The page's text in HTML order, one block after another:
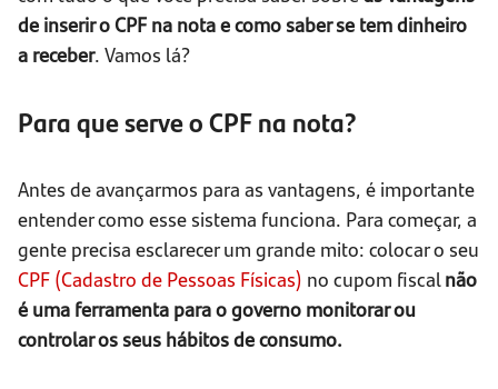
de inserir o CPF na nota e como saber se tem dinheiro
a receber. Vamos lá?
Para que serve o CPF na nota?
Antes de avançarmos para as vantagens, é importante
entender como esse sistema funciona. Para começar, a
gente precisa esclarecer um grande mito: colocar o seu
CPF (Cadastro de Pessoas Físicas) no cupom fiscalnão
é uma ferramenta para o governo monitorar ou
controlar os seus hábitos de consumo.